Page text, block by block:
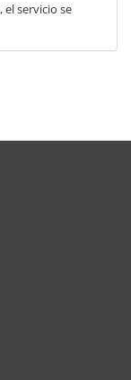
, el servicio se